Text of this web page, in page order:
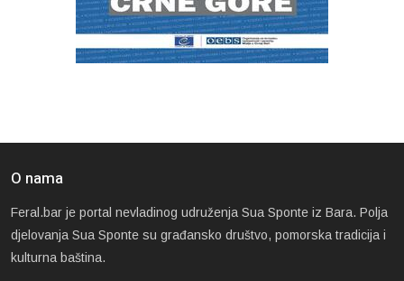
O nama
Feral.bar je portal nevladinog udruženja Sua Sponte iz Bara. Polja
djelovanja Sua Sponte su građansko društvo, pomorska tradicija i
kulturna baština.